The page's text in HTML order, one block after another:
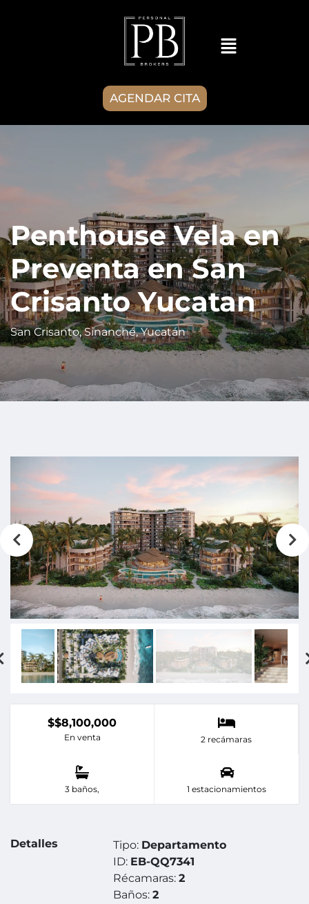
AGENDAR CITA
Penthouse Vela en
Preventa en San
Crisanto Yucatan
San Crisanto, Sinanché, Yucatán
$$8,100,000
En venta 2 recámaras
3 baños, 1 estacionamientos
Detalles Tipo: Departamento
ID: EB-QQ7341
Récamaras:2
Baños:2